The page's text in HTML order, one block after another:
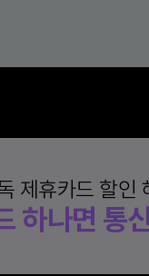
제휴카드 할인
하나면 통